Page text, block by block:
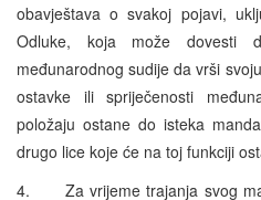
obavještava o svakoj pojavi,
Odluke, koja može dovesti
međunarodnog sudije da vrši
ostavke ili spriječenosti
položaju ostane do isteka
drugo lice koje će na toj funkciji
4. Za vrijeme trajanja svog